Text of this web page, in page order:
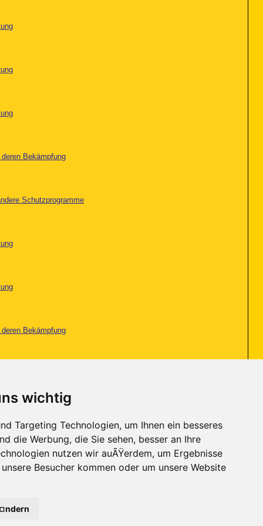
wichtig
Targeting Technologien, um Ihnen ein besseres
die Werbung, die Sie sehen, besser an Ihre
nutzen wir auÃŸerdem, um Ergebnisse
Besucher kommen oder um unsere Website
Bekämpfung
Schutzprogramme
Bekämpfung